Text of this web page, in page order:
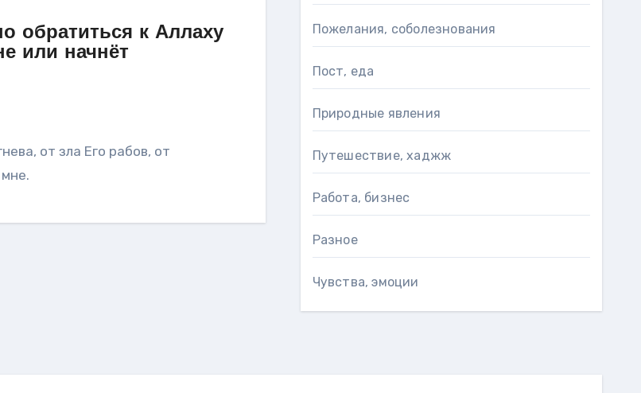
обратиться к Аллаху
или начнёт
Пожелания, соболезнования
Пост, еда
Природные явления
Путешествие, хаджж
Работа, бизнес
Разное
Чувства, эмоции